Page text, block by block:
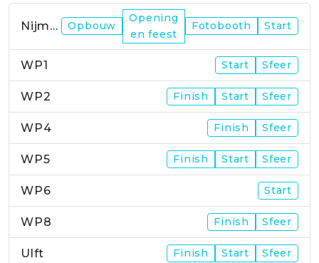
Nijmegen Opbouw
Opening
en feest
Fotobooth Start
WP1 Start Sfeer
WP2 Finish Start Sfeer
WP4 Finish Sfeer
WP5 Finish Start Sfeer
WP6 Start
WP8 Finish Sfeer
Ulft Finish Start Sfeer